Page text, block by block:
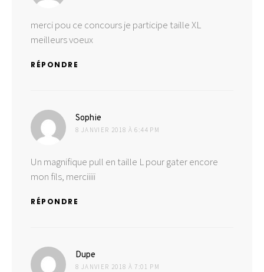
merci pou ce concours je participe taille XL
meilleurs voeux
RÉPONDRE
Sophie
8 JANVIER 2018 À 6:44 PM
Un magnifique pull en taille L pour gater encore
mon fils, merciiiii
RÉPONDRE
Dupe
8 JANVIER 2018 À 7:01 PM